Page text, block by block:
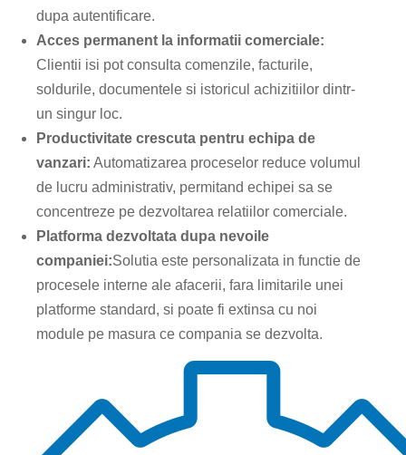
dupa autentificare.
Acces permanent la informatii comerciale:
Clientii isi pot consulta comenzile, facturile,
soldurile, documentele si istoricul achizitiilor dintr-
un singur loc.
Productivitate crescuta pentru echipa de
vanzari: Automatizarea proceselor reduce volumul
de lucru administrativ, permitand echipei sa se
concentreze pe dezvoltarea relatiilor comerciale.
Platforma dezvoltata dupa nevoile
companiei:Solutia este personalizata in functie de
procesele interne ale afacerii, fara limitarile unei
platforme standard, si poate fi extinsa cu noi
module pe masura ce compania se dezvolta.